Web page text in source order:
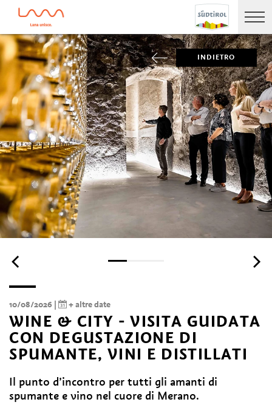
INDIETRO
10/08/2026 | + altre date
WINE & CITY - VISITA GUIDATA
CON DEGUSTAZIONE DI
SPUMANTE, VINI E DISTILLATI
Il punto d’incontro per tutti gli amanti di
spumante e vino nel cuore di Merano.